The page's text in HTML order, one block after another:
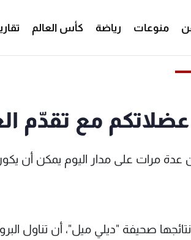
منوعات رياضة كأس العالم
مع تقدّم
عدة مرات على مدار اليوم يمكن أن
صحيفة "ديلي ميل"، أن تناول